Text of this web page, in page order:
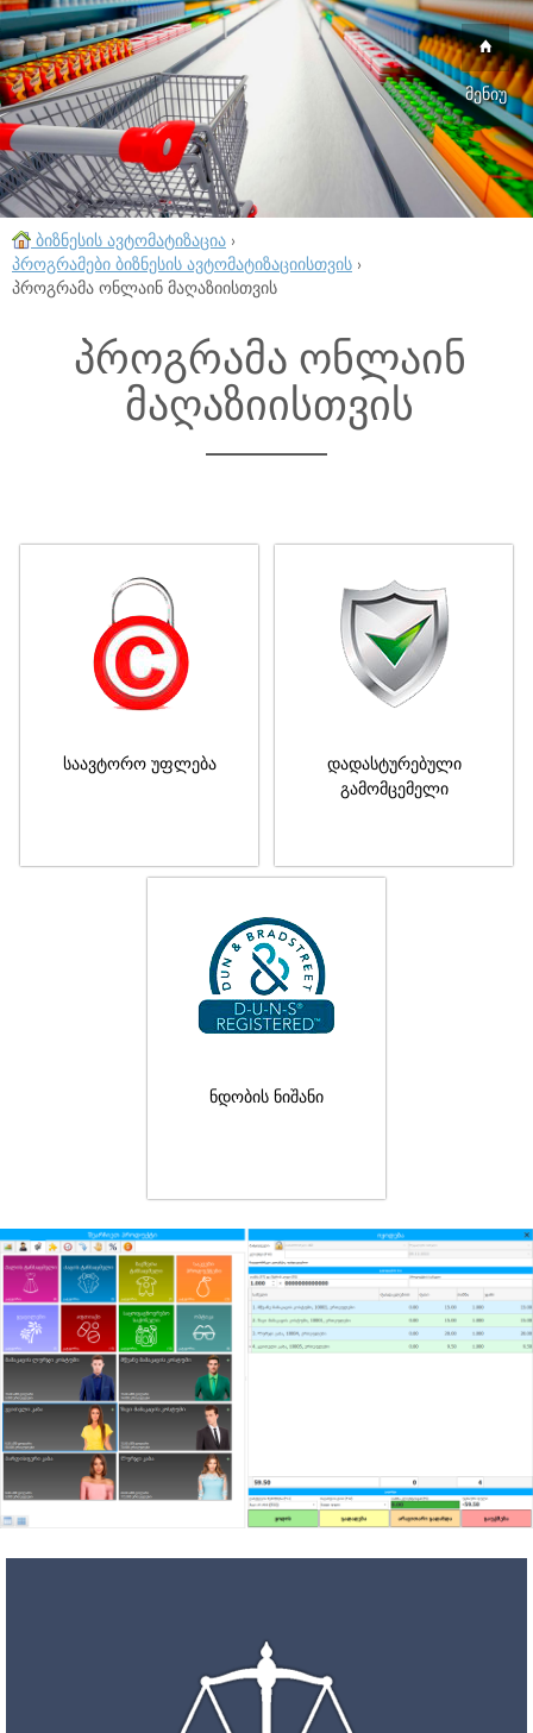
მენიუ
ბიზნესის ავტომატიზაცია ›
პროგრამები ბიზნესის ავტომატიზაციისთვის ›
პროგრამა ონლაინ მაღაზიისთვის
პროგრამა ონლაინ
მაღაზიისთვის
საავტორო უფლება
დადასტურებული
გამომცემელი
ნდობის ნიშანი